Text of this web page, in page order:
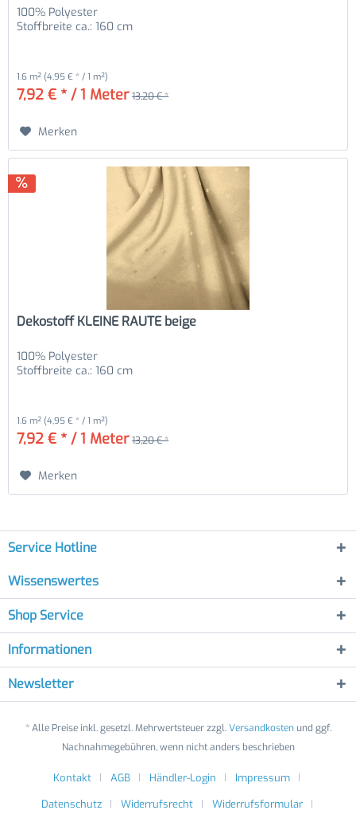
100% Polyester
Stoffbreite ca.: 160 cm
1.6 m² (4,95 € * / 1 m²)
7,92 € * / 1 Meter 13,20 € *
Merken
Dekostoff KLEINE RAUTE beige
100% Polyester
Stoffbreite ca.: 160 cm
1.6 m² (4,95 € * / 1 m²)
7,92 € * / 1 Meter 13,20 € *
Merken
Service Hotline
Wissenswertes
Shop Service
Informationen
Newsletter
* Alle Preise inkl. gesetzl. Mehrwertsteuer zzgl.Versandkostenund ggf.
Nachnahmegebühren, wenn nicht anders beschrieben
Kontakt AGB Händler-Login
Impressum
Datenschutz
Widerrufsrecht Widerrufsformular